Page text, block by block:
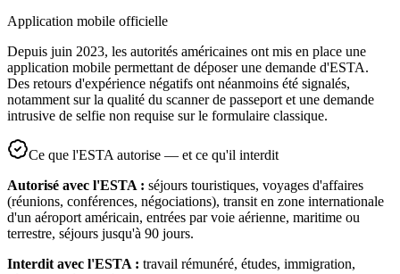
Application mobile officielle
Depuis juin 2023, les autorités américaines ont mis en place une
application mobile permettant de déposer une demande d'ESTA.
Des retours d'expérience négatifs ont néanmoins été signalés,
notamment sur la qualité du scanner de passeport et une demande
intrusive de selfie non requise sur le formulaire classique.
Ce que l'ESTA autorise — et ce qu'il interdit
Autorisé avec l'ESTA : séjours touristiques, voyages d'affaires
(réunions, conférences, négociations), transit en zone internationale
d'un aéroport américain, entrées par voie aérienne, maritime ou
terrestre, séjours jusqu'à 90 jours.
Interdit avec l'ESTA : travail rémunéré, études, immigration,